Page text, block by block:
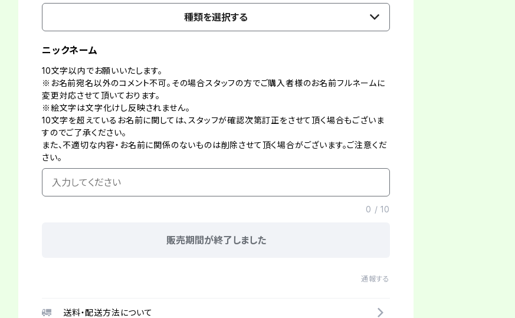
種類を選択する
ニックネーム
10文字以内でお願いいたします。
※お名前宛名以外のコメント不可。その場合スタッフの方でご購入者様のお名前フルネームに
変更対応させて頂いております。
※絵文字は文字化けし反映されません。
10文字を超えているお名前に関しては、スタッフが確認次第訂正をさせて頂く場合もございま
すのでご了承ください。
また、不適切な内容・お名前に関係のないものは削除させて頂く場合がございます。ご注意くだ
さい。
0 /10
販売期間が終了しました
通報する
送料・配送方法について